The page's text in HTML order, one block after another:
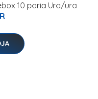
10 paria Ura/ura